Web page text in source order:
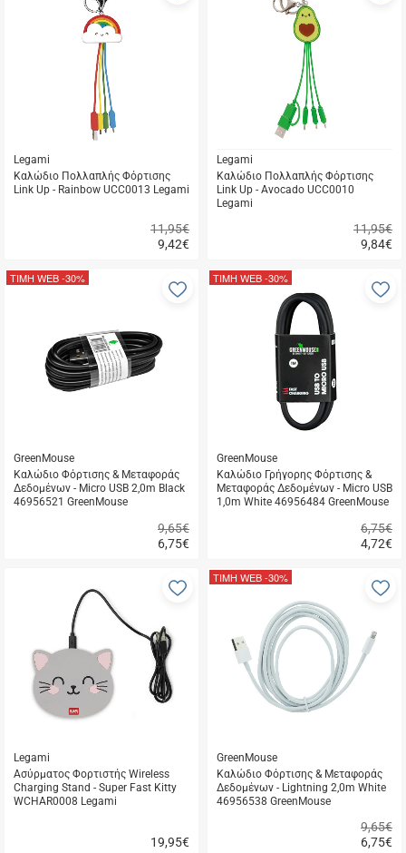
Legami
Καλώδιο Πολλαπλής Φόρτισης
Link Up - Rainbow UCC0013 Legami
9,42€
11,95€
αγορά
Legami
Καλώδιο Πολλαπλής Φόρτισης
Link Up - Avocado UCC0010
Legami
9,84€
11,95€
αγορά
GreenMouse
Καλώδιο Φόρτισης & Μεταφοράς
Δεδομένων - Micro USB 2,0m Black
46956521 GreenMouse
6,75€
9,65€
ΤΙΜΗ WEB-30%
Προσθήκη
GreenMouse
Καλώδιο Γρήγορης Φόρτισης &
Μεταφοράς Δεδομένων - Micro USB
1,0m White 46956484 GreenMouse
4,72€
6,75€
ΤΙΜΗ WEB-30%
αγορά
Legami
Ασύρματος Φορτιστής Wireless
Charging Stand - Super Fast Kitty
WCHAR0008 Legami
19,95€
Προσθήκη
αγαπημένα
GreenMouse
Καλώδιο Φόρτισης & Μεταφοράς
Δεδομένων - Lightning 2,0m White
46956538 GreenMouse
6,75€
9,65€
ΤΙΜΗ WEB-30%